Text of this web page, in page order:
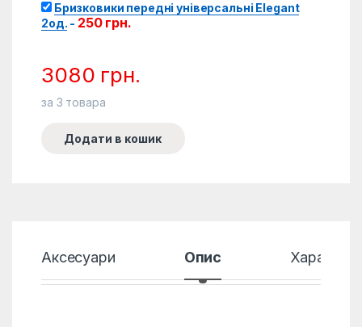
Бризковики передні універсальні Elegant
2од. - 250 грн.
3080 грн.
за 3 товара
Додати в кошик
Аксесуари Опис